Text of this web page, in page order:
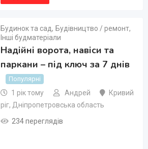
Будинок та сад, Будівництво / ремонт,
Інші будматеріали
Надійні ворота, навіси та
паркани – під ключ за 7 днів
Популярні
1 рік тому Андрей
Кривий
ріг, Дніпропетровська область
234 переглядів